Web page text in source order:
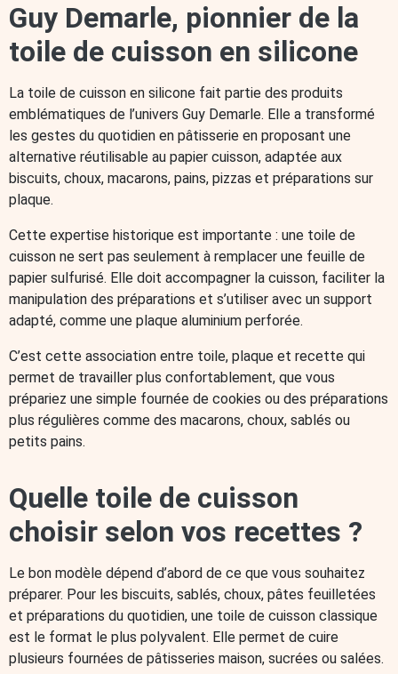
Fleurs comestibles
Graines comestibles
Apéritifs
Produits Bio
Coffrets Gourmands
Nouveautés Épicerie
Sélections
Guy Demarle Days
Guy Demarle Days - Épicerie
Guy Demarle Days - Ustensiles
Nouveautés
Fêtes des mères - Idées cadeaux
Best-sellers Guy Demarle
Chocolats maison
Coups de coeur
Zéro déchets
Pizzas maison
Amuses bouches
Fait Maison
Anti-gaspi
Offres en cours
Passionnés de cuisine - Idées cadeaux
Chocolats de Noël
Bûche de Noël maison
Idées cadeaux épicerie
Idées cadeaux petit prix
Biscuits de Noël
Apéritif de noël
Entremets design
Idées cadeaux ustensiles
Retours en stock
Cadeaux
Noël
Promo du moment - 2 moule achetés - plaque aluminium
offerte dès 100€ d’achat
Cartes cadeaux
Moules à cakes — Guy Demarle
Pièces détachées
Pièces détachées Boréalia
Pièces détachées Be Save
Guy Demarle, pionnier de la
toile de cuisson en silicone
La toile de cuisson en silicone fait partie des produits
emblématiques de l’univers Guy Demarle. Elle a transformé
les gestes du quotidien en pâtisserie en proposant une
alternative réutilisable au papier cuisson, adaptée aux
biscuits, choux, macarons, pains, pizzas et préparations sur
plaque.
Cette expertise historique est importante : une toile de
cuisson ne sert pas seulement à remplacer une feuille de
papier sulfurisé. Elle doit accompagner la cuisson, faciliter la
manipulation des préparations et s’utiliser avec un support
adapté, comme une plaque aluminium perforée.
C’est cette association entre toile, plaque et recette qui
permet de travailler plus confortablement, que vous
prépariez une simple fournée de cookies ou des préparations
plus régulières comme des macarons, choux, sablés ou
petits pains.
Quelle toile de cuisson
choisir selon vos recettes ?
Le bon modèle dépend d’abord de ce que vous souhaitez
préparer. Pour les biscuits, sablés, choux, pâtes feuilletées
et préparations du quotidien, une toile de cuisson classique
est le format le plus polyvalent. Elle permet de cuire
plusieurs fournées de pâtisseries maison, sucrées ou salées.